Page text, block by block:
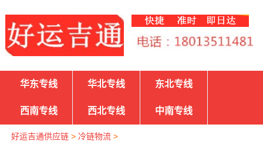
华东专线 华北专线 东北专线
西南专线 西北专线 中南专线
好运吉通供应链> 冷链物流>